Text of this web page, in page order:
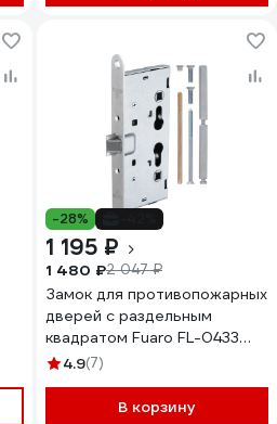
-28%
1 195 ₽
1 480 ₽2 047 ₽
Замок для противопожарных
дверей с раздельным
квадратом Fuaro FL-0433
ANTI-PANIC 28745
4.9(7)
В корзину